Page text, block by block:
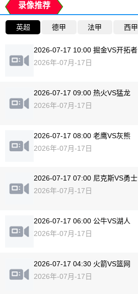
录像推荐
英超 德甲 法甲 西甲
2026-07-17 10:00 掘金VS开拓者
2026年-07月-17日
2026-07-17 09:00 热火VS猛龙
2026年-07月-17日
2026-07-17 08:00 老鹰VS灰熊
2026年-07月-17日
2026-07-17 07:00 尼克斯VS勇士
2026年-07月-17日
2026-07-17 06:00 公牛VS湖人
2026年-07月-17日
2026-07-17 04:30 火箭VS篮网
2026年-07月-17日